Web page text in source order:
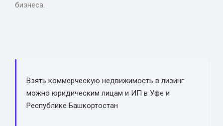
бизнеса.
Взять коммерческую недвижимость в лизинг
можно юридическим лицам и ИП в Уфе и
Республике Башкортостан